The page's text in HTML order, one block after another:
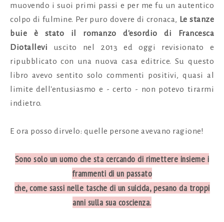
muovendo i suoi primi passi e per me fu un autentico
colpo di fulmine. Per puro dovere di cronaca, Le stanze
buie è stato il romanzo d'esordio di Francesca
Diotallevi uscito nel 2013 ed oggi revisionato e
ripubblicato con una nuova casa editrice. Su questo
libro avevo sentito solo commenti positivi, quasi al
limite dell'entusiasmo e - certo - non potevo tirarmi
indietro.
E ora posso dirvelo: quelle persone avevano ragione!
Sono solo un uomo che sta cercando di rimettere insieme i
frammenti di un passato
che, come sassi nelle tasche di un suicida, pesano da troppi
anni sulla sua coscienza.